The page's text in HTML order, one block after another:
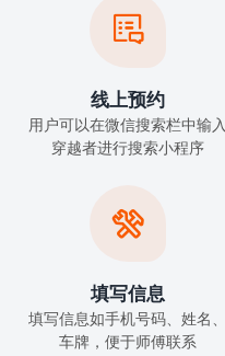

线上预约
用户可以在微信搜索栏中输入
穿越者进行搜索小程序

填写信息
填写信息如手机号码、姓名、
车牌，便于师傅联系